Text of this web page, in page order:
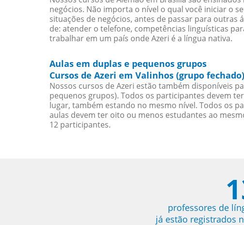
negócios. Não importa o nível o qual você iniciar o
situações de negócios, antes de passar para
de: atender o telefone, competências linguísticas
trabalhar em um país onde Azeri é a língua nativa.
Aulas em duplas e pequenos grupos
Cursos de Azeri em Valinhos (grupo fechado)
Nossos cursos de Azeri estão também disponíveis
pequenos grupos). Todos os participantes devem
lugar, também estando no mesmo nível. Todos os
aulas devem ter oito ou menos estudantes ao
12 participantes.
professores de
já estão registrados